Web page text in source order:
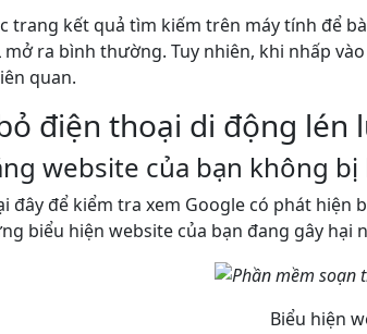
trang kết quả tìm kiếm trên máy tính để
mở ra bình thường. Tuy nhiên, khi nhấp
quan.
điện thoại di động lén
website của bạn không bị
đây để kiểm tra xem Google có phát
biểu hiện website của bạn đang gây hại
Biểu hiện